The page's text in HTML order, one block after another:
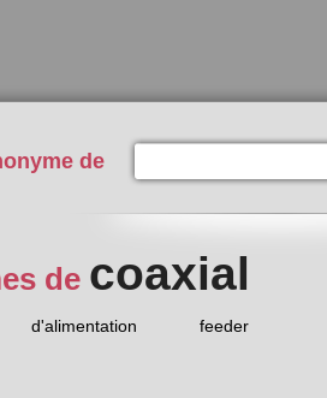
de
de coaxial
d'alimentation feeder